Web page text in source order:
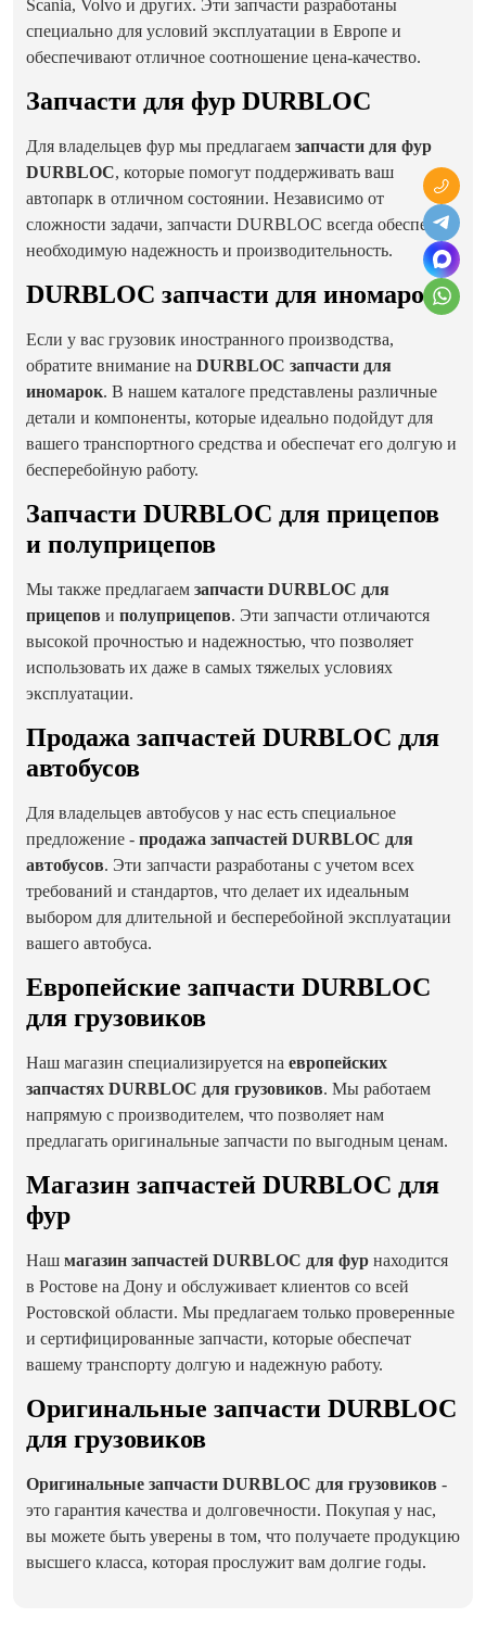
Scania, Volvo и других. Эти запчасти разработаны
специально для условий эксплуатации в Европе и
обеспечивают отличное соотношение цена-качество.
Запчасти для фур DURBLOC
Для владельцев фур мы предлагаем запчасти для фур
DURBLOC, которые помогут поддерживать ваш
автопарк в отличном состоянии. Независимо от
сложности задачи, запчасти DURBLOC всегда обеспечат
необходимую надежность и производительность.
DURBLOC запчасти для иномарок
Если у вас грузовик иностранного производства,
обратите внимание на DURBLOC запчасти для
иномарок. В нашем каталоге представлены различные
детали и компоненты, которые идеально подойдут для
вашего транспортного средства и обеспечат его долгую и
бесперебойную работу.
Запчасти DURBLOC для прицепов
и полуприцепов
Мы также предлагаем запчасти DURBLOC для
прицепов и полуприцепов. Эти запчасти отличаются
высокой прочностью и надежностью, что позволяет
использовать их даже в самых тяжелых условиях
эксплуатации.
Продажа запчастей DURBLOC для
автобусов
Для владельцев автобусов у нас есть специальное
предложение - продажа запчастей DURBLOC для
автобусов. Эти запчасти разработаны с учетом всех
требований и стандартов, что делает их идеальным
выбором для длительной и бесперебойной эксплуатации
вашего автобуса.
Европейские запчасти DURBLOC
для грузовиков
Наш магазин специализируется на европейских
запчастях DURBLOC для грузовиков. Мы работаем
напрямую с производителем, что позволяет нам
предлагать оригинальные запчасти по выгодным ценам.
Магазин запчастей DURBLOC для
фур
Наш магазин запчастей DURBLOC для фур находится
в Ростове на Дону и обслуживает клиентов со всей
Ростовской области. Мы предлагаем только проверенные
и сертифицированные запчасти, которые обеспечат
вашему транспорту долгую и надежную работу.
Оригинальные запчасти DURBLOC
для грузовиков
Оригинальные запчасти DURBLOC для грузовиков -
это гарантия качества и долговечности. Покупая у нас,
вы можете быть уверены в том, что получаете продукцию
высшего класса, которая прослужит вам долгие годы.